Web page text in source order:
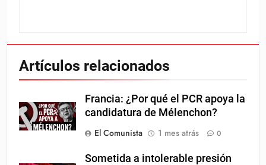
Artículos relacionados
Francia: ¿Por qué el PCR apoya la
candidatura de Mélenchon?
El Comunista
1 mes atrás 0
Sometida a intolerable presión